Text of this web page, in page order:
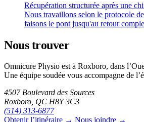
Récupération structurée après une
Nous travaillons selon le protocole
faisons le pont jusqu'au retour
Nous trouver
Omnicure Physio est à Roxboro, dans
Une équipe soudée vous accompagne de
4507 Boulevard des Sources
Roxboro, QC H8Y 3C3
(514) 313-6877
Obtenir l’itinéraire → Nous joindre →